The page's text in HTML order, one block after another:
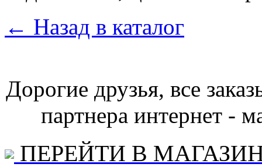
← Назад в каталог
Дорогие друзья, все
партнера интернет -
ПЕРЕЙТИ В